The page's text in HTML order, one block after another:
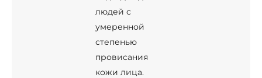
людей с
умеренной
степенью
провисания
кожи лица.